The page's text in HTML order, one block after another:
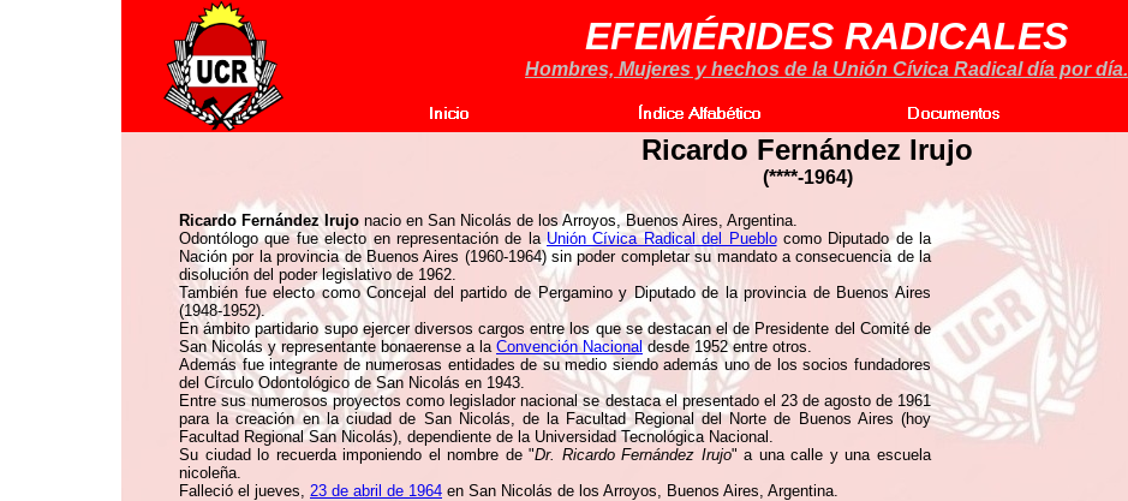
EFEMÉRIDES RADICALES
Hombres, Mujeres y hechos de la Unión Cívica Radical día por día.
Ricardo Fernández Irujo
(****-1964)
Ricardo Fernández Irujo nacio en San Nicolás de los Arroyos, Buenos Aires, Argentina.
Odontólogo que fue electo en representación de laUnión Cívica Radical del Pueblocomo Diputado de la
Nación por la provincia de Buenos Aires (1960-1964) sin poder completar su mandato a consecuencia de la
disolución del poder legislativo de 1962.
También fue electo como Concejal del partido de Pergamino y Diputado de la provincia de Buenos Aires
(1948-1952).
En ámbito partidario supo ejercer diversos cargos entre los que se destacan el de Presidente del Comité de
San Nicolás y representante bonaerense a la Convención Nacionaldesde 1952 entre otros.
Además fue integrante de numerosas entidades de su medio siendo además uno de los socios fundadores
del Círculo Odontológico de San Nicolás en 1943.
Entre sus numerosos proyectos como legislador nacional se destaca el presentado el 23 de agosto de 1961
para la creación en la ciudad de San Nicolás, de la Facultad Regional del Norte de Buenos Aires (hoy
Facultad Regional San Nicolás), dependiente de la Universidad Tecnológica Nacional.
Su ciudad lo recuerda imponiendo el nombre de "Dr. Ricardo Fernández Irujo" a una calle y una escuela
nicoleña.
Falleció el jueves, 23 de abril de 1964 en San Nicolás de los Arroyos, Buenos Aires, Argentina.